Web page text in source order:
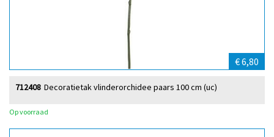
€ 6,80
Decoratietak vlinderorchidee paars 100 cm (uc)
712408
Op voorraad